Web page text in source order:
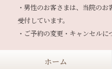
・男性のお客さまは、当院の
受付しています。
・ご予約の変更・キャンセルに
ホーム